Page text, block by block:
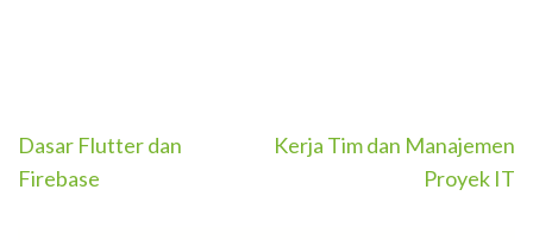
Post
navigation
Dasar Flutter dan
Firebase
Kerja Tim dan Manajemen
Proyek IT